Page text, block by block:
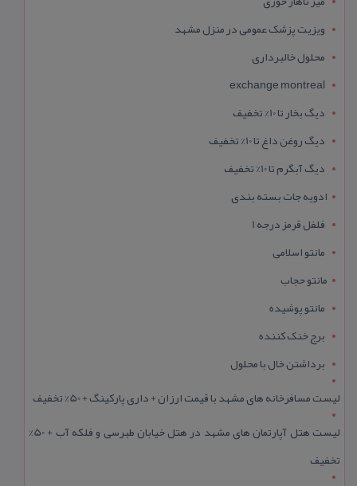
ویزیت پزشک عمومی در منزل مشهد
محلول خالبرداری
exchange montreal
دیگ بخار تا 10% تخفیف
دیگ روغن داغ تا 10% تخفیف
دیگ آبگرم تا 10% تخفیف
ادویه جات بسته بندی
فلفل قرمز درجه 1
مانتو اسلامی
مانتو حجاب
مانتو پوشیده
برج خنک کننده
برداشتن خال با محلول
لیست مسافرخانه های مشهد با قیمت ارزان + داری پارکینگ + 50% تخفیف
لیست هتل آپارتمان های مشهد در هتل خیابان طبرسی و فلکه آب + 50%
تخفیف